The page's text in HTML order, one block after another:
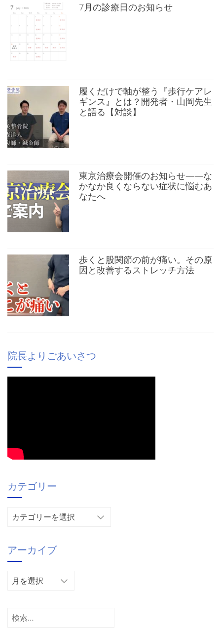
7月の診療日のお知らせ
履くだけで軸が整う『歩行ケアレ
ギンス』とは？開発者・山岡先生
と語る【対談】
東京治療会開催のお知らせ——な
かなか良くならない症状に悩むあ
なたへ
歩くと股関節の前が痛い。その原
因と改善するストレッチ方法
院長よりごあいさつ
カテゴリー
リ
ー
アーカイブ
ア
イ
検